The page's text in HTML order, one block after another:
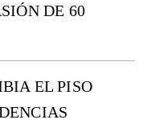
DE 60
EL PISO